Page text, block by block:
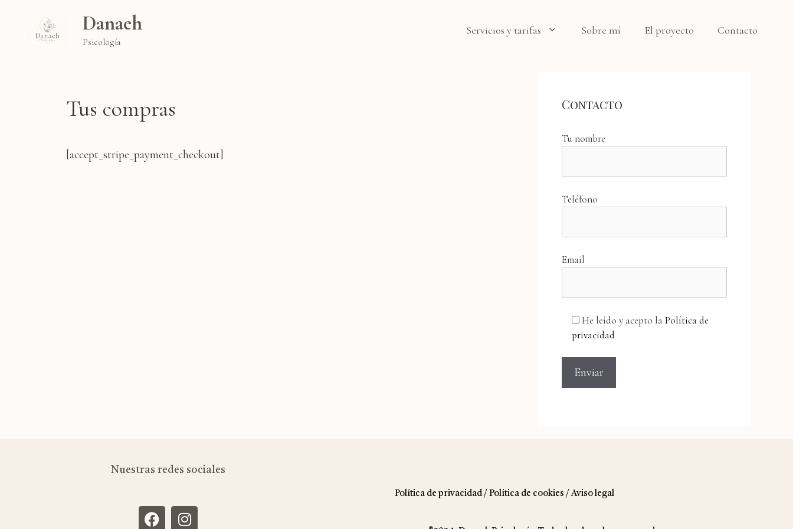
Danaeh
Psicología
Servicios y tarifas Sobre mí El proyecto Contacto
Tus compras
[accept_stripe_payment_checkout]
Contacto
Tu nombre
Teléfono
Email
He leído y acepto laPolítica de
privacidad
Nuestras redes sociales
Política de privacidad / Política de cookies /Aviso legal